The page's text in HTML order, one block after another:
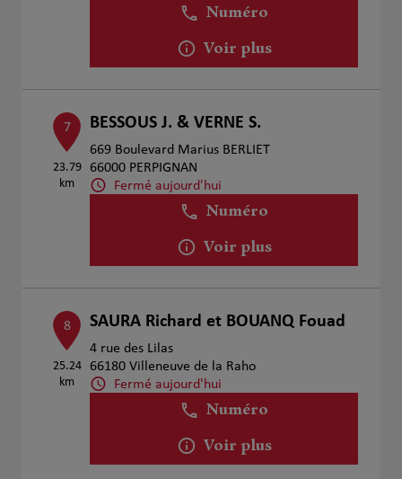
Numéro
Voir plus
7
23.79
km
BESSOUS J. & VERNE S.
669 Boulevard Marius BERLIET
66000 PERPIGNAN
Fermé aujourd'hui
Numéro
Voir plus
8
25.24
km
SAURA Richard et BOUANQ Fouad
4 rue des Lilas
66180 Villeneuve de la Raho
Fermé aujourd'hui
Numéro
Voir plus